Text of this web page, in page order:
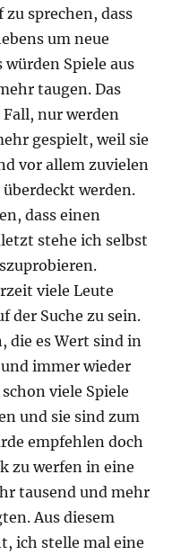
sprechen, dass
um neue
würden Spiele aus
taugen. Das
nur werden
gespielt, weil sie
vor allem zuvielen
werden.
dass einen
stehe ich selbst
viele Leute
der Suche zu sein.
die es Wert sind in
immer wieder
viele Spiele
und sie sind zum
empfehlen doch
zu werfen in eine
tausend und mehr
Aus diesem
ich stelle mal eine